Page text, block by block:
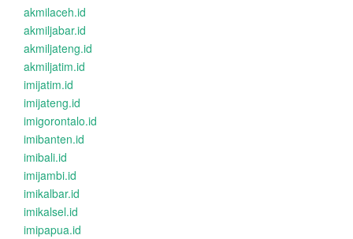
akmilaceh.id
akmiljabar.id
akmiljateng.id
akmiljatim.id
imijatim.id
imijateng.id
imigorontalo.id
imibanten.id
imibali.id
imijambi.id
imikalbar.id
imikalsel.id
imipapua.id